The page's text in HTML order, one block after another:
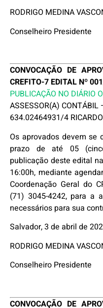
RODRIGO MEDINA
Conselheiro Presidente
CONVOCAÇÃO DE
CREFITO-7 EDITAL Nº
PUBLICAÇÃO NO DIÁRIO
ASSESSOR(A) CONTÁBIL
634.02464931/4
Os aprovados devem se
prazo de até 05
publicação deste edital
16:00h, mediante
Coordenação Geral do
(71) 3045-4242, para a
necessários para sua
Salvador, 3 de abril de
RODRIGO MEDINA
Conselheiro Presidente
CONVOCAÇÃO DE